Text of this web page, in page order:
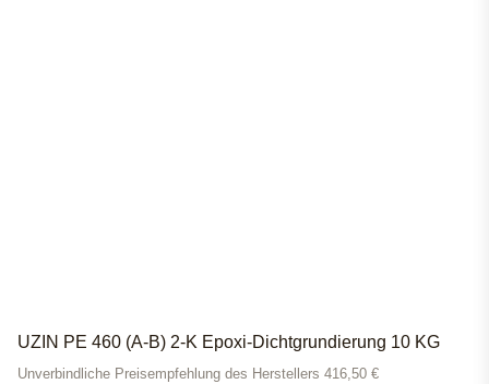
UZIN PE 460 (A-B) 2-K Epoxi-Dichtgrundierung 10 KG
Unverbindliche Preisempfehlung des Herstellers 416,50 €